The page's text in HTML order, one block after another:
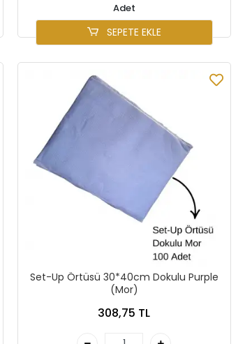
Adet
SEPETE EKLE
Set-Up Örtüsü 30*40cm Dokulu Purple
(Mor)
308,75 TL